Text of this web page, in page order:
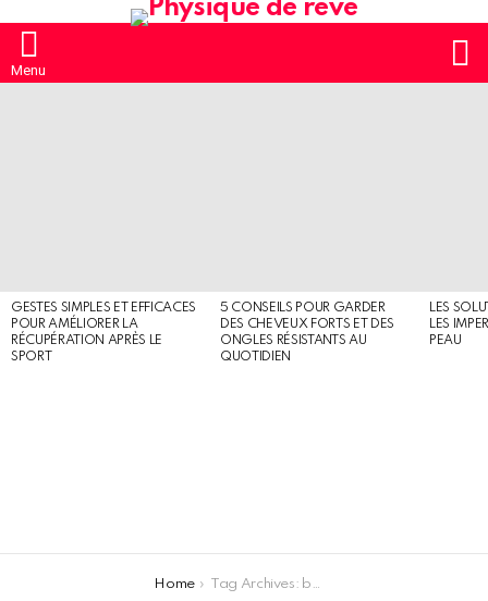
Menu
GESTES SIMPLES ET EFFICACES
POUR AMÉLIORER LA
RÉCUPÉRATION APRÈS LE
SPORT
5 CONSEILS POUR GARDER
DES CHEVEUX FORTS ET DES
ONGLES RÉSISTANTS AU
QUOTIDIEN
LES
LES
PEAU
Home Tag Archives: barbe sexy